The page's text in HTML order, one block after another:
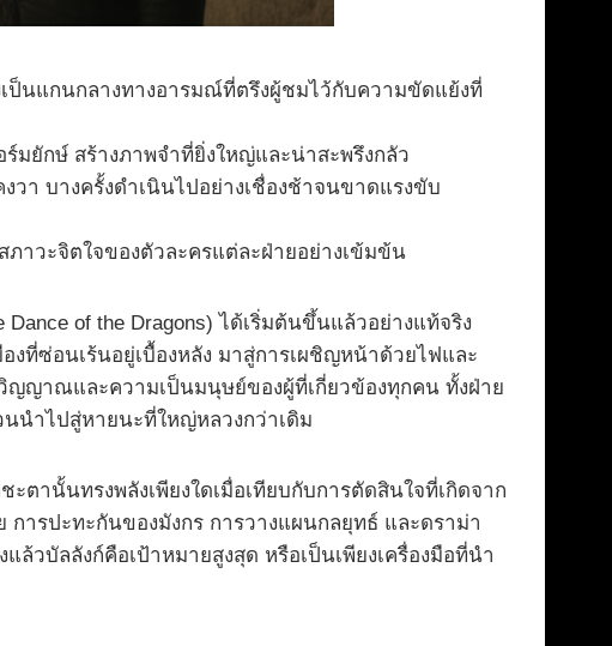
เป็นแกนกลางทางอารมณ์ที่ตรึงผู้ชมไว้กับความขัดแย้งที่
มยักษ์ สร้างภาพจำที่ยิ่งใหญ่และน่าสะพรึงกลัว
วา บางครั้งดำเนินไปอย่างเชื่องช้าจนขาดแรงขับ
าวะจิตใจของตัวละครแต่ละฝ่ายอย่างเข้มข้น
of the Dragons) ได้เริ่มต้นขึ้นแล้วอย่างแท้จริง
ที่ซ่อนเร้นอยู่เบื้องหลัง มาสู่การเผชิญหน้าด้วยไฟและ
ญญาณและความเป็นมนุษย์ของผู้ที่เกี่ยวข้องทุกคน ทั้งฝ่าย
นนำไปสู่หายนะที่ใหญ่หลวงกว่าเดิม
านั้นทรงพลังเพียงใดเมื่อเทียบกับการตัดสินใจที่เกิดจาก
ารปะทะกันของมังกร การวางแผนกลยุทธ์ และดราม่า
บัลลังก์คือเป้าหมายสูงสุด หรือเป็นเพียงเครื่องมือที่นำ